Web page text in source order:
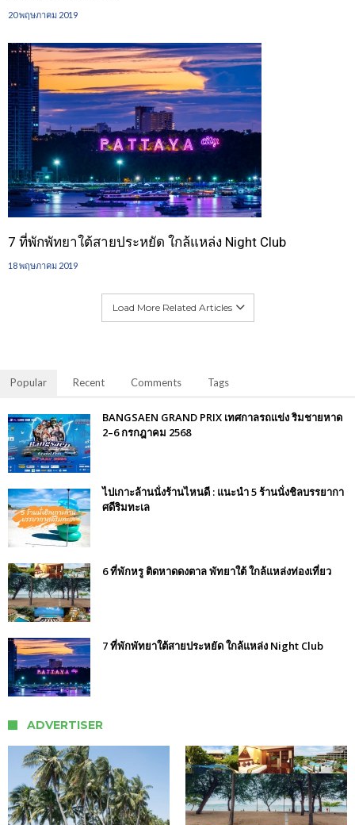
20 พฤษภาคม 2019
7 ที่พักพัทยาใต้สายประหยัด ใกล้แหล่ง Night Club
18 พฤษภาคม 2019
Load More Related Articles
Popular Recent Comments Tags
BANGSAEN GRAND PRIX เทศกาลรถแข่ง ริมชายหาด
2–6 กรกฎาคม 2568
ไปเกาะล้านนั่งร้านไหนดี : แนะนำ 5 ร้านนั่งชิลบรรยากา
ศดีริมทะเล
6 ที่พักหรู ติดหาดดงตาล พัทยาใต้ ใกล้แหล่งท่องเที่ยว
7 ที่พักพัทยาใต้สายประหยัด ใกล้แหล่ง Night Club
ADVERTISER